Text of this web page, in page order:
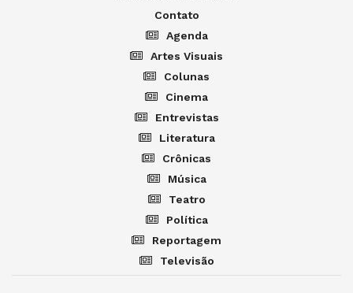
Contato
Agenda
Artes Visuais
Colunas
Cinema
Entrevistas
Literatura
Crônicas
Música
Teatro
Política
Reportagem
Televisão